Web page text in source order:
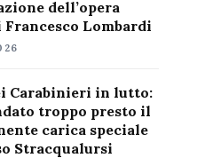
dell’opera
Lombardi
Carabinieri in lutto:
troppo presto il
carica speciale
Stracqualursi